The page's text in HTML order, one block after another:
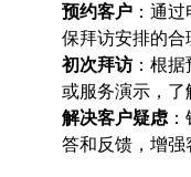
预约客户 ：通
保拜访安排的合
初次拜访：根据
或服务演示，了
解决客户疑虑：
答和反馈，增强